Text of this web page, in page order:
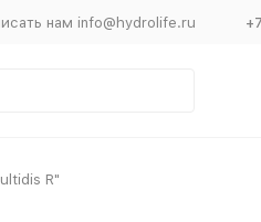
нам info@hydrolife.ru
R"